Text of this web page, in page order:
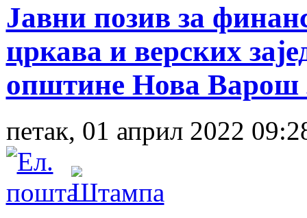
Јавни позив за
цркава и верских
општине Нова Варош
петак, 01 април 2022